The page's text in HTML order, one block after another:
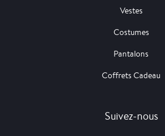
Vestes
Costumes
Pantalons
Coffrets Cadeau
Suivez-nous